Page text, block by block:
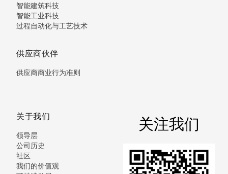
智能建筑科技
智能工业科技
过程自动化与工艺技术
供应商伙伴
供应商商业行为准则
关于我们
领导层
公司历史
社区
我们的价值观
关注我们